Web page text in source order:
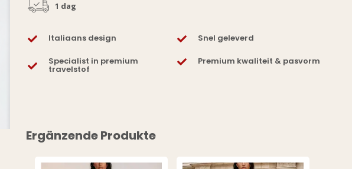
1 dag
Italiaans design Snel geleverd
Specialist in premium
travelstof
Premium kwaliteit & pasvorm
Ergänzende Produkte